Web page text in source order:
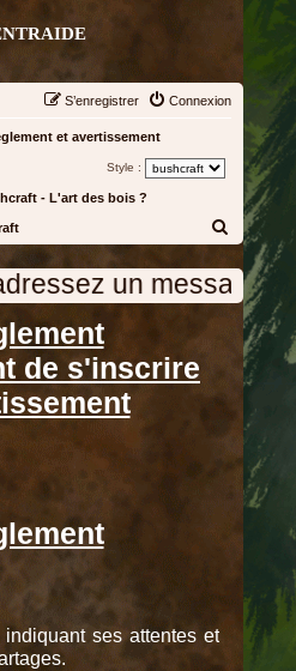
Connexion
S’enregistrer
et avertissement
Style :
- L'art des bois ?
c
e
à
de s'inscrire
ses attentes et